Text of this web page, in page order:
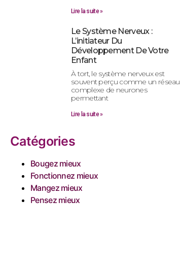
Lire la suite »
Le Système Nerveux :
L’initiateur Du
Développement De Votre
Enfant
À tort, le système nerveux est
souvent perçu comme un réseau
complexe de neurones
permettant
Lire la suite »
Catégories
Bougez mieux
Fonctionnez mieux
Mangez mieux
Pensez mieux